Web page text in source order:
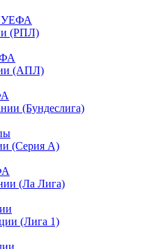
УЕФА
(РПЛ)
(АПЛ)
(Бундеслига)
(Серия А)
(Ла Лига)
(Лига 1)